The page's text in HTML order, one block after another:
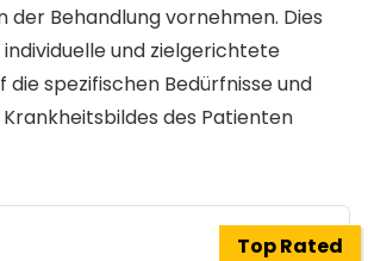
der Behandlung vornehmen. Dies
und zielgerichtete
die spezifischen Bedürfnisse und
des Patienten
Top Rated